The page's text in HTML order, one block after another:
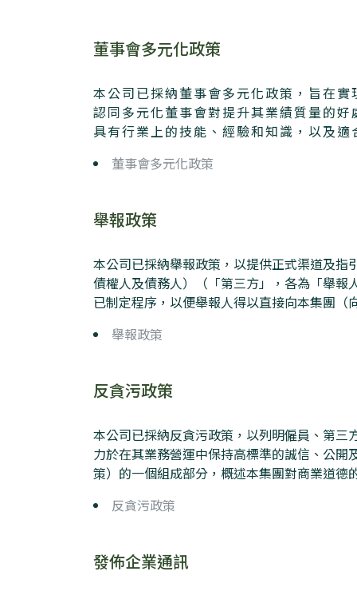
董事會多元化政策
本公司已採納董事會多元化政策，旨在
認同多元化董事會對提升其業績質量的
具有行業上的技能、經驗和知識，以及
董事會多元化政策
舉報政策
本公司已採納舉報政策，以提供正式渠道及
債權人及債務人）（「第三方」，各為「舉
已制定程序，以便舉報人得以直接向本集團
舉報政策
反貪污政策
本公司已採納反貪污政策，以列明僱員、第
力於在其業務營運中保持高標準的誠信、公
策）的一個組成部分，概述本集團對商業道
反貪污政策
發佈企業通訊